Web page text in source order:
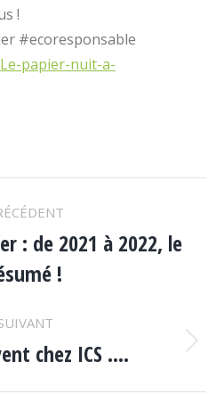
!
#ecoresponsable
papier-nuit-a-
Article
précédent
: de 2021 à 2022, le
!
Article
chez ICS ….